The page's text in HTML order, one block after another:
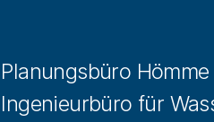
Planungsbüro Hömme
Ingenieurbüro für